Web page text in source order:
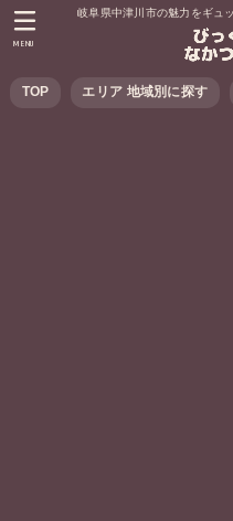
岐阜県中津川市の魅力をギュ
TOP エリア 地域別に探す
MENU